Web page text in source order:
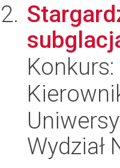
Konkurs:
Wydział